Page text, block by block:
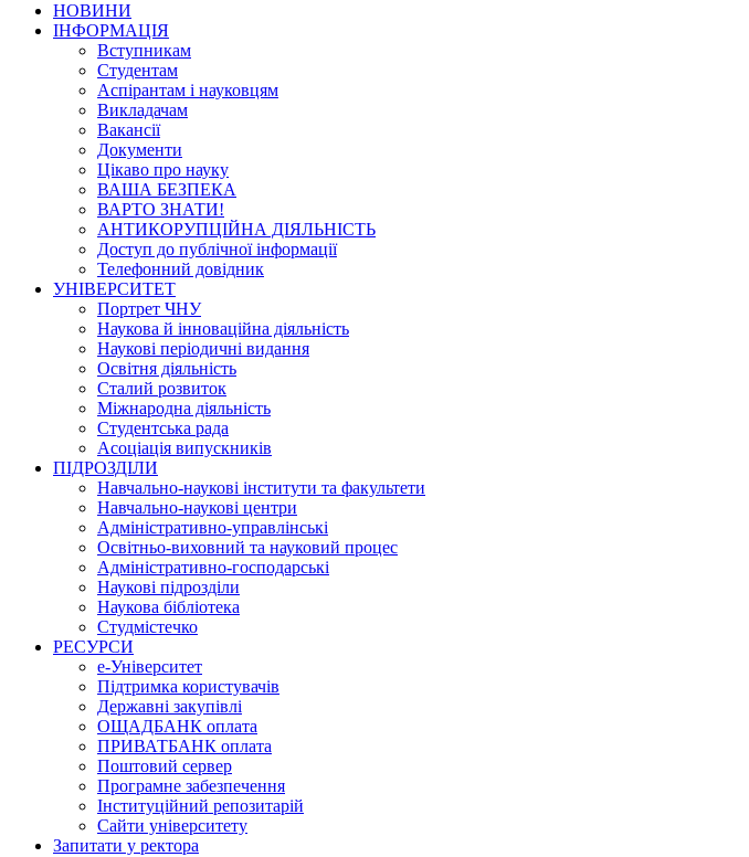
НОВИНИ
ІНФОРМАЦІЯ
Вступникам
Студентам
Аспірантам і науковцям
Викладачам
Вакансії
Документи
Цікаво про науку
ВАША БЕЗПЕКА
ВАРТО ЗНАТИ!
АНТИКОРУПЦІЙНА ДІЯЛЬНІСТЬ
Доступ до публічної інформації
Телефонний довідник
УНІВЕРСИТЕТ
Портрет ЧНУ
Наукова й інноваційна діяльність
Наукові періодичні видання
Освітня діяльність
Сталий розвиток
Міжнародна діяльність
Студентська рада
Асоціація випускників
ПІДРОЗДІЛИ
Навчально-наукові інститути та факультети
Навчально-наукові центри
Адміністративно-управлінські
Освітньо-виховний та науковий процес
Адміністративно-господарські
Наукові підрозділи
Наукова бібліотека
Студмістечко
РЕСУРСИ
е-Університет
Підтримка користувачів
Державні закупівлі
ОЩАДБАНК оплата
ПРИВАТБАНК оплата
Поштовий сервер
Програмне забезпечення
Інституційний репозитарій
Сайти університету
Запитати у ректора